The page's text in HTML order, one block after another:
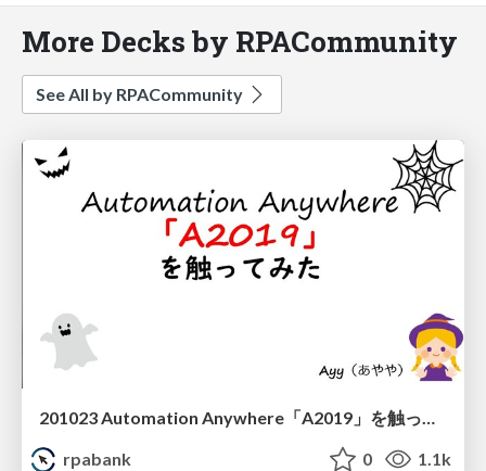
More Decks by RPACommunity
See All by RPACommunity
201023 Automation Anywhere「A2019」を触ってみた Ayy
rpabank
0 1.1k